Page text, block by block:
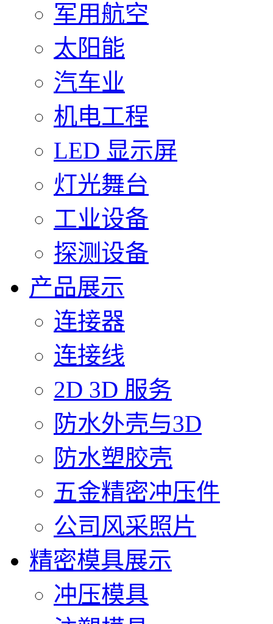
军用航空
太阳能
汽车业
机电工程
LED 显示屏
灯光舞台
工业设备
探测设备
产品展示
连接器
连接线
2D 3D 服务
防水外壳与3D
防水塑胶壳
五金精密冲压件
公司风采照片
精密模具展示
冲压模具